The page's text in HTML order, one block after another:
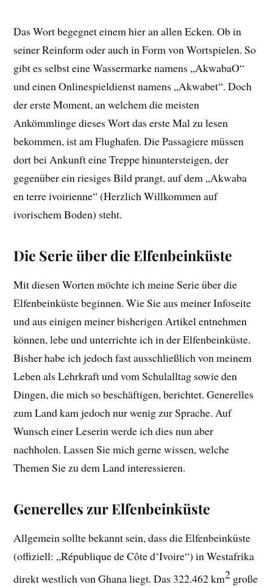
Das Wort begegnet einem hier an allen Ecken. Ob in
seiner Reinform oder auch in Form von Wortspielen. So
gibt es selbst eine Wassermarke namens „AkwabaO“
und einen Onlinespieldienst namens „Akwabet“. Doch
der erste Moment, an welchem die meisten
Ankömmlinge dieses Wort das erste Mal zu lesen
bekommen, ist am Flughafen. Die Passagiere müssen
dort bei Ankunft eine Treppe hinuntersteigen, der
gegenüber ein riesiges Bild prangt, auf dem „Akwaba
en terre ivoirienne“ (Herzlich Willkommen auf
ivorischem Boden) steht.
Die Serie über die Elfenbeinküste
Mit diesen Worten möchte ich meine Serie über die
Elfenbeinküste beginnen. Wie Sie aus meiner Infoseite
und aus einigen meiner bisherigen Artikel entnehmen
können, lebe und unterrichte ich in der Elfenbeinküste.
Bisher habe ich jedoch fast ausschließlich von meinem
Leben als Lehrkraft und vom Schulalltag sowie den
Dingen, die mich so beschäftigen, berichtet. Generelles
zum Land kam jedoch nur wenig zur Sprache. Auf
Wunsch einer Leserin werde ich dies nun aber
nachholen. Lassen Sie mich gerne wissen, welche
Themen Sie zu dem Land interessieren.
Generelles zur Elfenbeinküste
Allgemein sollte bekannt sein, dass die Elfenbeinküste
(offiziell: „République de Côte d‘Ivoire“) in Westafrika
direkt westlich von Ghana liegt. Das 322.462 km2 große